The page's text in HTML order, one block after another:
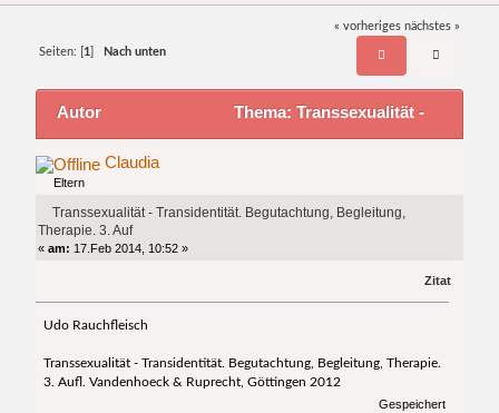
« vorheriges nächstes »
Seiten: [ 1 Nach unten
Autor Thema: Transsexualität -
Transidentität. Begutachtung, Begleitung, Therapie.
Claudia
Eltern
Transsexualität - Transidentität. Begutachtung, Begleitung,
Therapie. 3. Auf
«am: 17.Feb 2014, 10:52 »
Zitat
Udo Rauchfleisch
Transsexualität - Transidentität. Begutachtung, Begleitung, Therapie.
3. Aufl. Vandenhoeck & Ruprecht, Göttingen 2012
Gespeichert